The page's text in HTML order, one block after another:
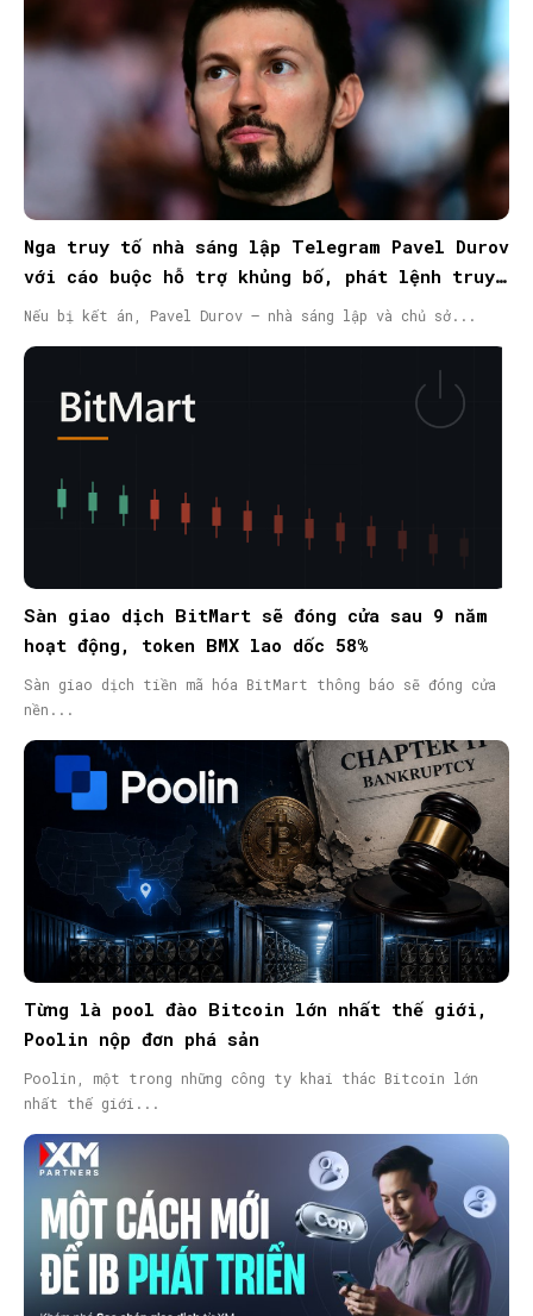
Nga truy tố nhà sáng lập Telegram Pavel Durov
với cáo buộc hỗ trợ khủng bố, phát lệnh truy
nã quốc tế
Nếu bị kết án, Pavel Durov – nhà sáng lập và chủ sở...
Sàn giao dịch BitMart sẽ đóng cửa sau 9 năm
hoạt động, token BMX lao dốc 58%
Sàn giao dịch tiền mã hóa BitMart thông báo sẽ đóng cửa
nền...
Từng là pool đào Bitcoin lớn nhất thế giới,
Poolin nộp đơn phá sản
Poolin, một trong những công ty khai thác Bitcoin lớn
nhất thế giới...